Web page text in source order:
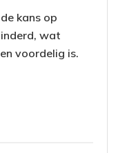
kans op
wat
voordelig is.